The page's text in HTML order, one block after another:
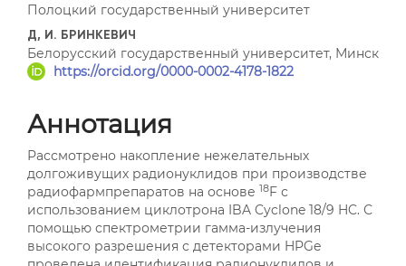
Полоцкий государственный университет
Д, И. БРИНКЕВИЧ
Белорусский государственный университет, Минск
https://orcid.org/0000-0002-4178-1822
Аннотация
Рассмотрено накопление нежелательных
долгоживущих радионуклидов при производстве
радиофармпрепаратов на основе 18F с
использованием циклотрона IBA Cyclone 18/9 HC. С
помощью спектрометрии гамма-излучения
высокого разрешения с детекторами HPGe